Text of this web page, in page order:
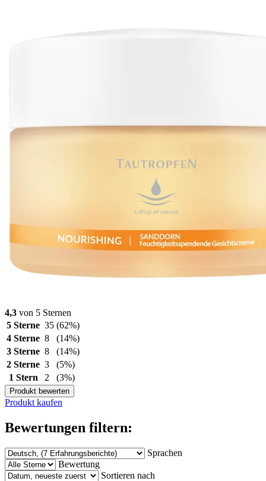
4,3 von 5 Sternen
5 Sterne 35 (62%)
4 Sterne 8
(14%)
3 Sterne 8
(14%)
2 Sterne 3
(5%)
1 Stern
2 (3%)
Produkt bewerten
Produkt kaufen
Bewertungen filtern:
Sprachen
Bewertung
Sortieren nach